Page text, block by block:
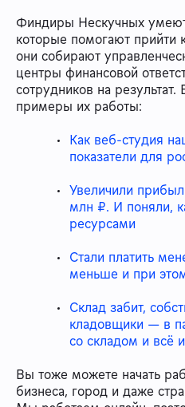
Финдиры Нескучных умеют
которые помогают прийти
они собирают
центры финансовой
сотрудников на
примеры их работы:
Как веб-студия
показатели для
Увеличили
млн ₽. И поняли,
ресурсами
Стали платить
меньше и при
Склад забит,
кладовщики — в
со складом и всё
Вы тоже можете начать
бизнеса, город и даже